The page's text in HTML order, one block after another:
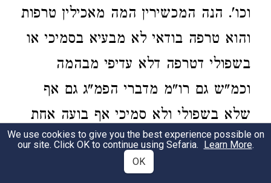
וכו'. הנה המכשירין המה מאכילין טרפות
והוא טרפה בודאי לא מבעיא בסמיכי או
בשפולי דטרפה דלא עדיפי מבהמה
וכמ"ש גם רו"מ מדברי הפמ"ג גם אף
שלא בשפולי ולא סמיכי אף בועה אחת
טרפה בעוף ועיין רו"מ בחבורי טוטו"ד
מה"ת סי' ס"ז מ"ש בזה שם באריכות
We use cookies to give you the best experience possible on
our site. Click OK to continue using Sefaria. Learn More.
OK